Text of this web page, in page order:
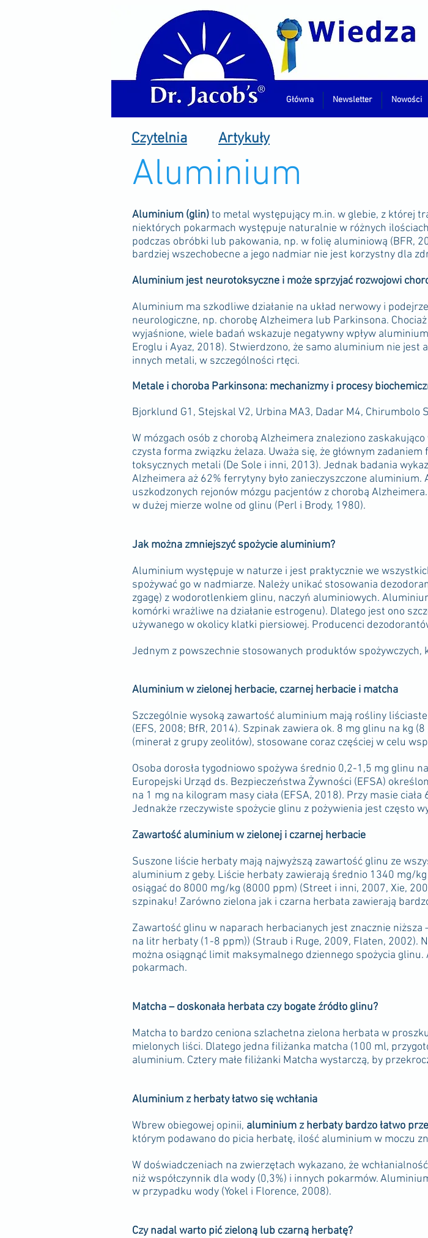
Główna Newsletter Nowości
Czytelnia Artykuły
Aluminium
Aluminium (glin)to metal występujący m.in. w glebie, z której
niektórych pokarmach występuje naturalnie w różnych
podczas obróbki lub pakowania, np. w folię aluminiową (BFR,
bardziej wszechobecne a jego nadmiar nie jest korzystny dla
Aluminium jest neurotoksyczne i może sprzyjać rozwojowi
Aluminium ma szkodliwe działanie na układ nerwowy i
neurologiczne, np. chorobę Alzheimera lub Parkinsona.
wyjaśnione, wiele badań wskazuje negatywny wpływ
Eroglu i Ayaz, 2018). Stwierdzono, że samo aluminium nie jest
innych metali, w szczególności rtęci.
Metale i choroba Parkinsona: mechanizmy i procesy
Bjorklund G1, Stejskal V2, Urbina MA3, Dadar M4, Chirumbolo
W mózgach osób z chorobą Alzheimera znaleziono
czysta forma związku żelaza. Uważa się, że głównym
toksycznych metali (De Sole i inni, 2013). Jednak badania
Alzheimera aż 62% ferrytyny było zanieczyszczone
uszkodzonych rejonów mózgu pacjentów z chorobą
w dużej mierze wolne od glinu (Perl i Brody, 1980).
Jak można zmniejszyć spożycie aluminium?
Aluminium występuje w naturze i jest praktycznie we
spożywać go w nadmiarze. Należy unikać stosowania
zgagę) z wodorotlenkiem glinu, naczyń aluminiowych.
komórki wrażliwe na działanie estrogenu). Dlatego jest ono
używanego w okolicy klatki piersiowej. Producenci
Jednym z powszechnie stosowanych produktów
Aluminium w zielonej herbacie, czarnej herbacie i matcha
Szczególnie wysoką zawartość aluminium mają rośliny
(EFS, 2008; BfR, 2014). Szpinak zawiera ok. 8 mg glinu na kg
(minerał z grupy zeolitów), stosowane coraz częściej w celu
Osoba dorosła tygodniowo spożywa średnio 0,2-1,5 mg glinu
Europejski Urząd ds. Bezpieczeństwa Żywności (EFSA)
na 1 mg na kilogram masy ciała (EFSA, 2018). Przy masie
Jednakże rzeczywiste spożycie glinu z pożywienia jest często
Zawartość aluminium w zielonej i czarnej herbacie
Suszone liście herbaty mają najwyższą zawartość glinu ze
aluminium z geby. Liście herbaty zawierają średnio 1340 mg/
osiągać do 8000 mg/kg (8000 ppm) (Street i inni, 2007, Xie,
szpinaku! Zarówno zielona jak i czarna herbata zawierają
Zawartość glinu w naparach herbacianych jest znacznie
na litr herbaty (1-8 ppm)) (Straub i Ruge, 2009, Flaten, 2002).
można osiągnąć limit maksymalnego dziennego spożycia
pokarmach.
Matcha – doskonała herbata czy bogate źródło glinu?
Matcha to bardzo ceniona szlachetna zielona herbata w
mielonych liści. Dlatego jedna filiżanka matcha (100 ml,
aluminium. Cztery małe filiżanki Matcha wystarczą, by
Aluminium z herbaty łatwo się wchłania
Wbrew obiegowej opinii, aluminium z herbaty bardzo łatwo
którym podawano do picia herbatę, ilość aluminium w moczu
W doświadczeniach na zwierzętach wykazano, że
niż współczynnik dla wody (0,3%) i innych pokarmów.
w przypadku wody (Yokel i Florence, 2008).
Czy nadal warto pić zieloną lub czarną herbatę?